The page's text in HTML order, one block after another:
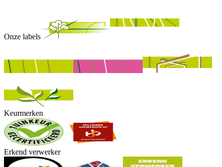
Onze labels
Keurmerken
Erkend verwerker